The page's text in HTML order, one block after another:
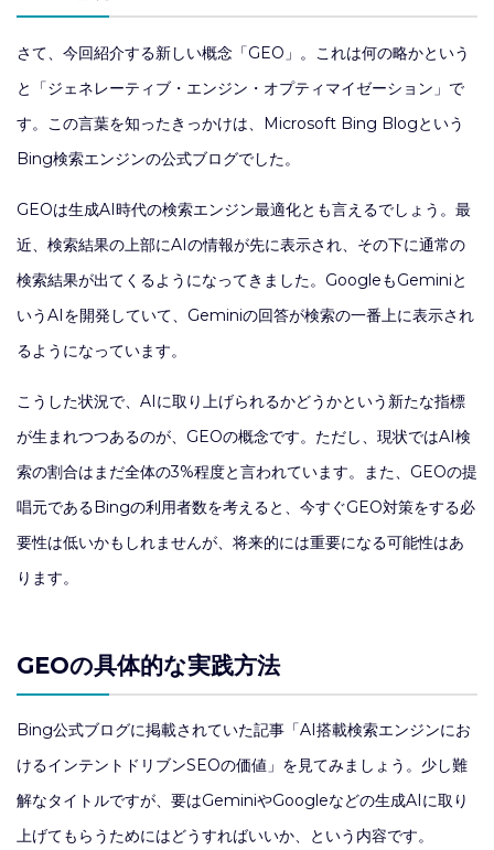
さて、今回紹介する新しい概念「GEO」。これは何の略かという
と「ジェネレーティブ・エンジン・オプティマイゼーション」で
す。この言葉を知ったきっかけは、Microsoft Bing Blogという
Bing検索エンジンの公式ブログでした。
GEOは生成AI時代の検索エンジン最適化とも言えるでしょう。最
近、検索結果の上部にAIの情報が先に表示され、その下に通常の
検索結果が出てくるようになってきました。GoogleもGeminiと
いうAIを開発していて、Geminiの回答が検索の一番上に表示され
るようになっています。
こうした状況で、AIに取り上げられるかどうかという新たな指標
が生まれつつあるのが、GEOの概念です。ただし、現状ではAI検
索の割合はまだ全体の3%程度と言われています。また、GEOの提
唱元であるBingの利用者数を考えると、今すぐGEO対策をする必
要性は低いかもしれませんが、将来的には重要になる可能性はあ
ります。
GEOの具体的な実践方法
Bing公式ブログに掲載されていた記事「AI搭載検索エンジンにお
けるインテントドリブンSEOの価値」を見てみましょう。少し難
解なタイトルですが、要はGeminiやGoogleなどの生成AIに取り
上げてもらうためにはどうすればいいか、という内容です。